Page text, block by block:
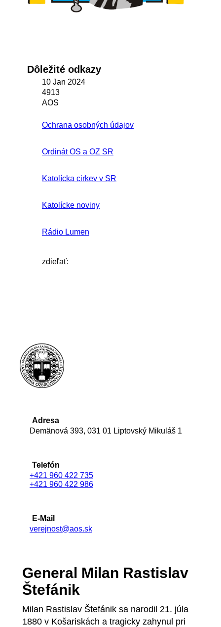
Dôležité odkazy
10 Jan 2024
4913
AOS
Ochrana osobných údajov
Ordinát OS a OZ SR
Katolícka cirkev v SR
Katolícke noviny
Rádio Lumen
zdieľať:
Adresa
Demänová 393, 031 01 Liptovský Mikuláš 1
Telefón
+421 960 422 735
+421 960 422 986
E-Mail
verejnost@aos.sk
General Milan Rastislav
Štefánik
Milan Rastislav Štefánik sa narodil 21. júla
1880 v Košariskách a tragicky zahynul pri